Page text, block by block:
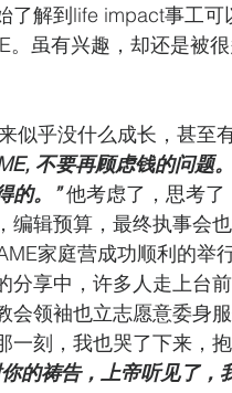
了解到life impact事工可
。虽有兴趣，却还是被
似乎没什么成长，甚至
不要再顾虑钱的问题
的。” 他考虑了，思考了
编辑预算，最终执事会
家庭营成功顺利的举
分享中，许多人走上台
会领袖也立志愿意委身
一刻，我也哭了下来，
你的祷告，上帝听见了，